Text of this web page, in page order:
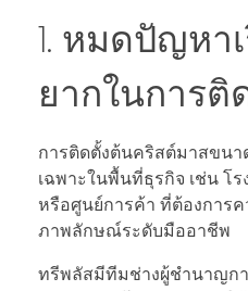
1. หมดปัญหา
ยากในการติ
การติดตั้งต้นคริสต์มาสขนา
เฉพาะในพื้นที่ธุรกิจ เช่น โ
หรือศูนย์การค้า ที่ต้องการค
ภาพลักษณ์ระดับมืออาชีพ
ทรีพลัสมีทีมช่างผู้ชำนาญก